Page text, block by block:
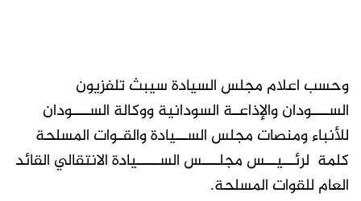
وحسب اعلام مجلس السيادة سيبث تلفزيون
الســـودان والإذاعـة السودانية ووكالة الســـودان
للأنباء ومنصات مجلس الســيادة والقـوات المسلحة
كلمة لرئــيــس مجلـــس الســــيادة الانتقالي القائد
العام للقوات المسلحة.